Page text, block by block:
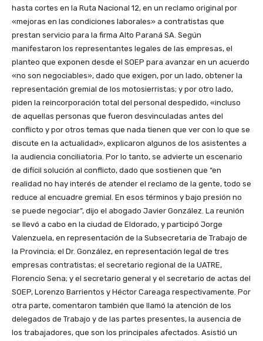
hasta cortes en la Ruta Nacional 12, en un reclamo original por
«mejoras en las condiciones laborales» a contratistas que
prestan servicio para la firma Alto Paraná SA. Según
manifestaron los representantes legales de las empresas, el
planteo que exponen desde el SOEP para avanzar en un acuerdo
«no son negociables», dado que exigen, por un lado, obtener la
representación gremial de los motosierristas; y por otro lado,
piden la reincorporación total del personal despedido, «incluso
de aquellas personas que fueron desvinculadas antes del
conflicto y por otros temas que nada tienen que ver con lo que se
discute en la actualidad», explicaron algunos de los asistentes a
la audiencia conciliatoria. Por lo tanto, se advierte un escenario
de difícil solución al conflicto, dado que sostienen que “en
realidad no hay interés de atender el reclamo de la gente, todo se
reduce al encuadre gremial. En esos términos y bajo presión no
se puede negociar”, dijo el abogado Javier González. La reunión
se llevó a cabo en la ciudad de Eldorado, y participó Jorge
Valenzuela, en representación de la Subsecretaria de Trabajo de
la Provincia; el Dr. González, en representación legal de tres
empresas contratistas; el secretario regional de la UATRE,
Florencio Sena; y el secretario general y el secretario de actas del
SOEP, Lorenzo Barrientos y Héctor Careaga respectivamente. Por
otra parte, comentaron también que llamó la atención de los
delegados de Trabajo y de las partes presentes, la ausencia de
los trabajadores, que son los principales afectados. Asistió un